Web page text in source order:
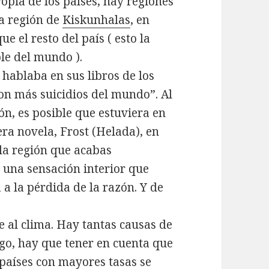
región de Kiskunhalas, en
el resto del país ( esto la
del mundo ).
hablaba en sus libros de los
más suicidios del mundo”. Al
es posible que estuviera en
novela, Frost (Helada), en
región que acabas
sensación interior que
la pérdida de la razón. Y de
al clima. Hay tantas causas de
hay que tener en cuenta que
con mayores tasas se